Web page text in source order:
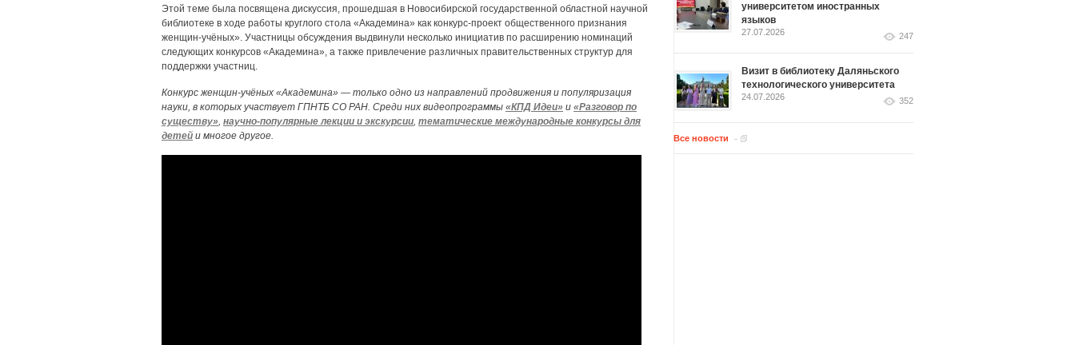
Этой теме была посвящена дискуссия, прошедшая в Новосибирской государственной областной научной
библиотеке в ходе работы круглого стола «Академина» как конкурс-проект общественного признания
женщин-учёных». Участницы обсуждения выдвинули несколько инициатив по расширению номинаций
следующих конкурсов «Академина», а также привлечение различных правительственных структур для
поддержки участниц.
Конкурс женщин-учёных «Академина» — только одно из направлений продвижения и популяризация
науки, в которых участвует ГПНТБ СО РАН. Среди них видеопрограммы «КПД Идеи» и «Разговор по
существу», научно-популярные лекции и экскурсии, тематические международные конкурсы для
детей и многое другое.
университетом иностранных
языков
27.07.2026 247
Визит в библиотеку Даляньского
технологического университета
24.07.2026 352
Все новости